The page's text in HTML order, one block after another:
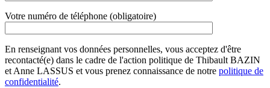
Votre numéro de téléphone (obligatoire)
En renseignant vos données personnelles, vous acceptez d'être
recontacté(e) dans le cadre de l'action politique de Thibault BAZIN
et Anne LASSUS et vous prenez connaissance de notre politique de
confidentialité.